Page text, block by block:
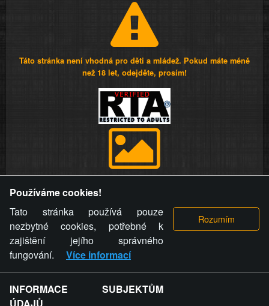
Táto stránka není vhodná pro děti a mládež. Pokud máte méně
než 18 let, odejděte, prosím!
videa a komentáře. Osoba, které se toto opatření provozovatele
stránky týče, ani osoba, která umístila fotografii nebo video na
stránku, nemůže z důvodu odstranění fotografie, videa nebo
komentáře pro výše uvedenou okolnost uplatnit vůči
provozovateli stránky žádný nárok na náhradu škody nebo
nemajetkové újmy.
ZVRÁCENÝ.CZ - Svět není zvrácenej. To jen
Používáme cookies!
Tato stránka používá pouze
nezbytné cookies, potřebné k
zajištění jejího správného
fungování.
Více informací
INFORMACE SUBJEKTŮM